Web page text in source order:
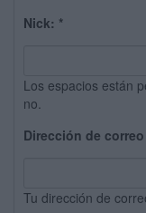
Nick: *
Los espacios están
no.
Dirección de
Tu dirección de